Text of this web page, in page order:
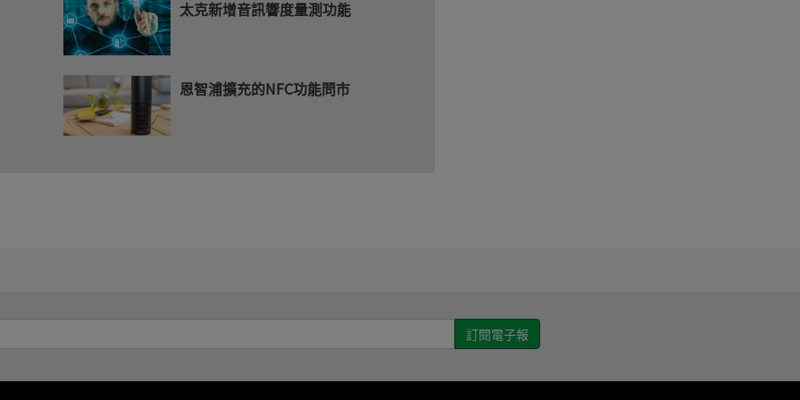
太克新增音訊響度量測功能
恩智浦擴充的NFC功能問市